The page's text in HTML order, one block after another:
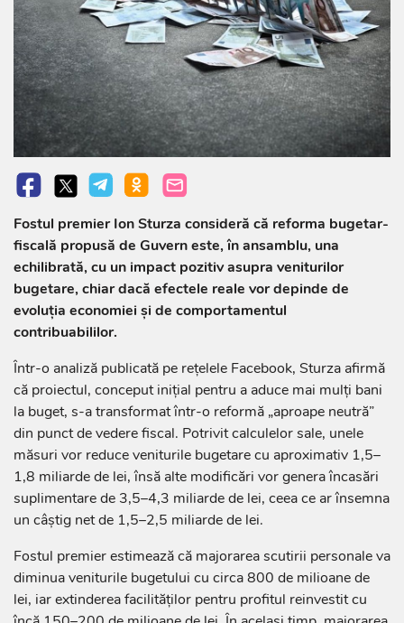
Fostul premier Ion Sturza consideră că reforma bugetar-
fiscală propusă de Guvern este, în ansamblu, una
echilibrată, cu un impact pozitiv asupra veniturilor
bugetare, chiar dacă efectele reale vor depinde de
evoluția economiei și de comportamentul
contribuabililor.
Într-o analiză publicată pe rețelele Facebook, Sturza afirmă
că proiectul, conceput inițial pentru a aduce mai mulți bani
la buget, s-a transformat într-o reformă „aproape neutră”
din punct de vedere fiscal. Potrivit calculelor sale, unele
măsuri vor reduce veniturile bugetare cu aproximativ 1,5–
1,8 miliarde de lei, însă alte modificări vor genera încasări
suplimentare de 3,5–4,3 miliarde de lei, ceea ce ar însemna
un câștig net de 1,5–2,5 miliarde de lei.
Fostul premier estimează că majorarea scutirii personale va
diminua veniturile bugetului cu circa 800 de milioane de
lei, iar extinderea facilităților pentru profitul reinvestit cu